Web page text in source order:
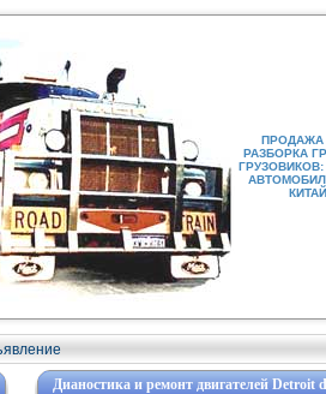
ПРОДАЖА
РАЗБОРКА
Дианостика и ремонт двигателей Detroit